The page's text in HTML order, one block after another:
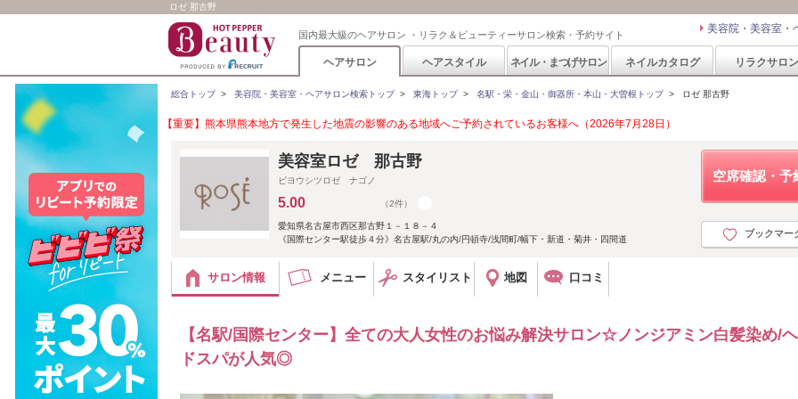
ロゼ 那古野
国内最大級のヘアサロン ・リラク＆ビューティーサロン検索・予約サイト 美容院・美容室・
ヘアサロン ヘアスタイル ネイル・まつげサロン ネイルカタログ リラクサロン
総合トップ> 美容院・美容室・ヘアサロン検索トップ> 東海トップ> 名駅・栄・金山・御器所・本山・大曽根トップ> ロゼ 那古野
【重要】熊本県熊本地方で発生した地震の影響のある地域へご予約されているお客様へ（2026年7月28日）
空席確認・予
ブックマー
美容室ロゼ 那古野
ビヨウシツロゼ ナゴノ
5.00 （2件）
愛知県名古屋市西区那古野１－１８－４
《国際センター駅徒歩４分》名古屋駅/丸の内/円頓寺/浅間町/幅下・新道・菊井・四間道
サロン情報 メニュー スタイリスト 地図 口コミ
【名駅/国際センター】全ての大人女性のお悩み解決サロン☆ノンジアミン白髪染め/
ドスパが人気◎